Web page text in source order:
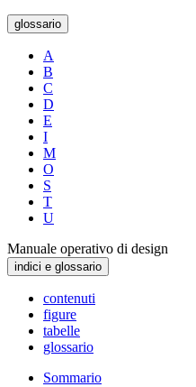
glossario
A
B
C
D
E
I
M
O
S
T
U
Manuale operativo di design
indici e glossario
contenuti
figure
tabelle
glossario
Sommario